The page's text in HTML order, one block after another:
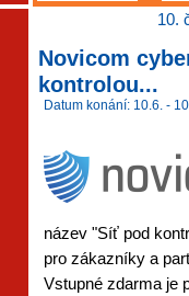
10.
Novicom
kontrolou...
Datum konání: 10.6. -
název "Síť pod
pro zákazníky a
Vstupné zdarma je